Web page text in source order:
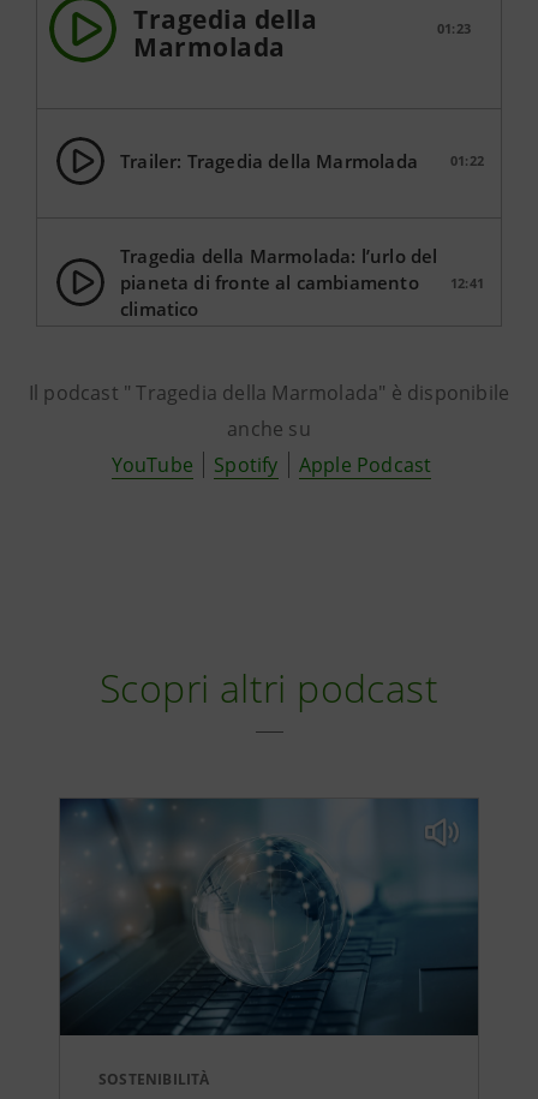
Tragedia della
Marmolada
01:23
Trailer: Tragedia della Marmolada 01:22
Tragedia della Marmolada: l’urlo del
pianeta di fronte al cambiamento
climatico
12:41
Il podcast " Tragedia della Marmolada" è disponibile
anche su
YouTube
Spotify Apple Podcast
Scopri altri podcast
SOSTENIBILITÀ